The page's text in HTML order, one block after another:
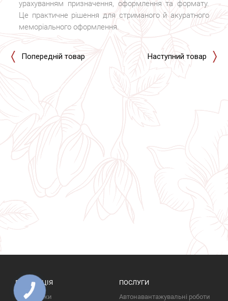
урахуванням призначення, оформлення та формату.
Це практичне рішення для стриманого й акуратного
меморіального оформлення.
Попередній товар Наступний товар
ПРОДУКЦІЯ
Пам'ятники
ПОСЛУГИ
Автонавантажувальні роботи
КНОПКА
ЗВ'ЯЗКУ